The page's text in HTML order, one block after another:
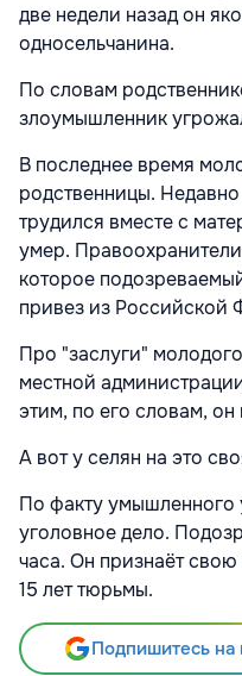
две недели назад он
односельчанина.
По словам
злоумышленник
В последнее время
родственницы.
трудился вместе с
умер.
которое
привез из Российской
Про "заслуги"
местной
этим, по его словам, он
А вот у селян на это
По факту умышленного
уголовное дело.
часа. Он признаёт свою
15 лет тюрьмы.
Подпишитесь на